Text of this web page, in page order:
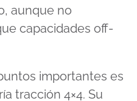
aunque no
capacidades off-
importantes es
tracción 4×4. Su